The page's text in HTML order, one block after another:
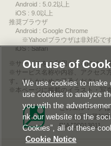
Android : 5.0.2以上
iOS : 9.0以上
推奨ブラウザ
Android : Google Chrome
※Yahoo!ブラウザは非対応です
iOS : Safari
サービスをご利用されるには、
サービス名称や内容、アクセス
す。あらかじめご了承ください。
本ページに掲載のイラスト・写
このエルマーク
ンツを示す登録
RIAJ00013011
Our use of
We use cookies to make
use cookies to analyze
you with the
nk our website to the
Cookies”, all of these
Cookie Notice